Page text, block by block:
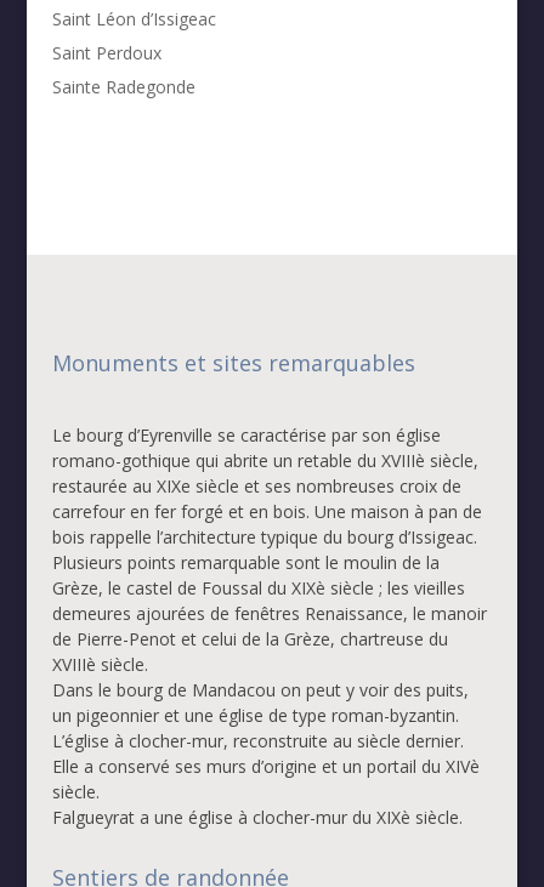
Saint Léon d’Issigeac
Saint Perdoux
Sainte Radegonde
Monuments et sites remarquables
Le bourg d’Eyrenville se caractérise par son église
romano-gothique qui abrite un retable du XVIIIè siècle,
restaurée au XIXe siècle et ses nombreuses croix de
carrefour en fer forgé et en bois. Une maison à pan de
bois rappelle l’architecture typique du bourg d’Issigeac.
Plusieurs points remarquable sont le moulin de la
Grèze, le castel de Foussal du XIXè siècle ; les vieilles
demeures ajourées de fenêtres Renaissance, le manoir
de Pierre-Penot et celui de la Grèze, chartreuse du
XVIIIè siècle.
Dans le bourg de Mandacou on peut y voir des puits,
un pigeonnier et une église de type roman-byzantin.
L’église à clocher-mur, reconstruite au siècle dernier.
Elle a conservé ses murs d’origine et un portail du XIVè
siècle.
Falgueyrat a une église à clocher-mur du XIXè siècle.
Sentiers de randonnée